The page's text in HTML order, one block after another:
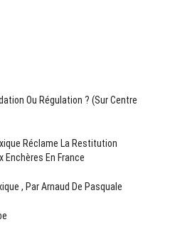
Ou Régulation ? (Sur Centre
Réclame La Restitution
Enchères En France
, Par Arnaud De Pasquale